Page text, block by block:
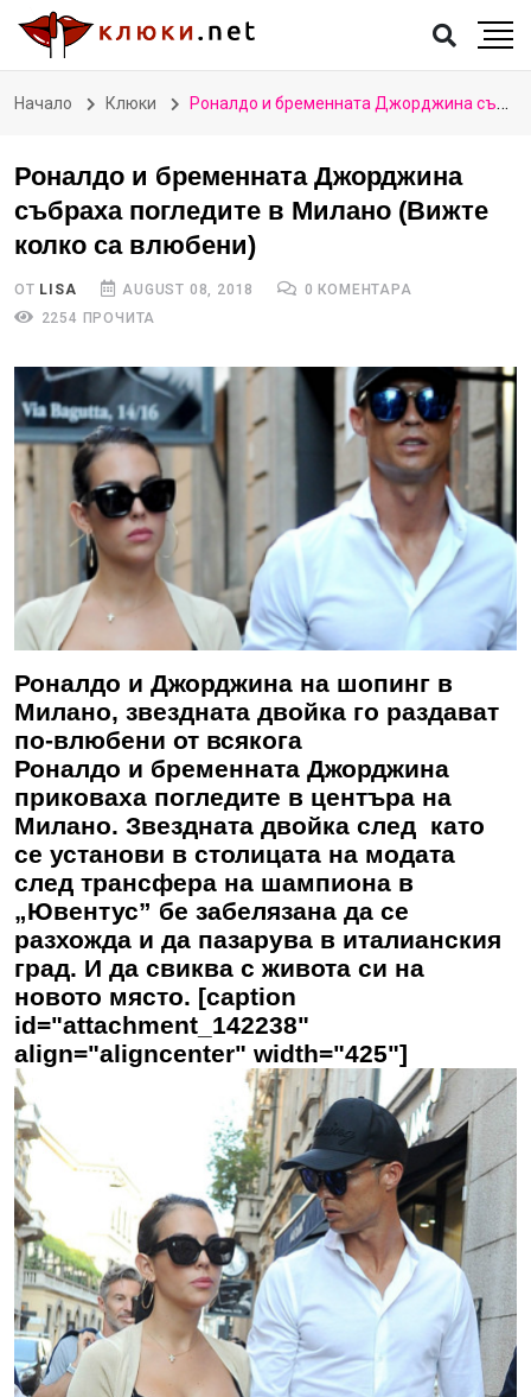
Начало Клюки Роналдо и бременната Джорджина събраха погледите в Милано (Вижте колко са влюбени)
Роналдо и бременната Джорджина
събраха погледите в Милано (Вижте
колко са влюбени)
ОТ LISA AUGUST 08, 2018
0 КОМЕНТАРА
2254 ПРОЧИТА
Роналдо и Джорджина на шопинг в
Милано, звездната двойка го раздават
по-влюбени от всякога
Роналдо и бременната Джорджина
приковаха погледите в центъра на
Милано. Звездната двойка след като
се установи в столицата на модата
след трансфера на шампиона в
„Ювентус” бе забелязана да се
разхожда и да пазарува в италианския
град. И да свиква с живота си на
новото място. [caption
id="attachment_142238"
align="aligncenter" width="425"]